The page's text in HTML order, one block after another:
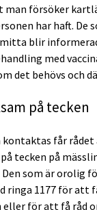
man försöker
har haft. De
blir
med
det behövs och
på tecken
kontaktas får rådet
tecken på
Den som är orolig
ringa 1177 för att
för att få råd